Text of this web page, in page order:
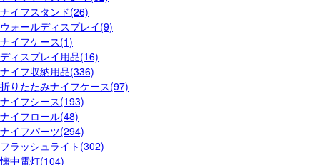
ナイフスタンド(26)
ウォールディスプレイ(9)
ナイフケース(1)
ディスプレイ用品(16)
ナイフ収納用品(336)
折りたたみナイフケース(97)
ナイフシース(193)
ナイフロール(48)
ナイフパーツ(294)
フラッシュライト(302)
懐中電灯(104)